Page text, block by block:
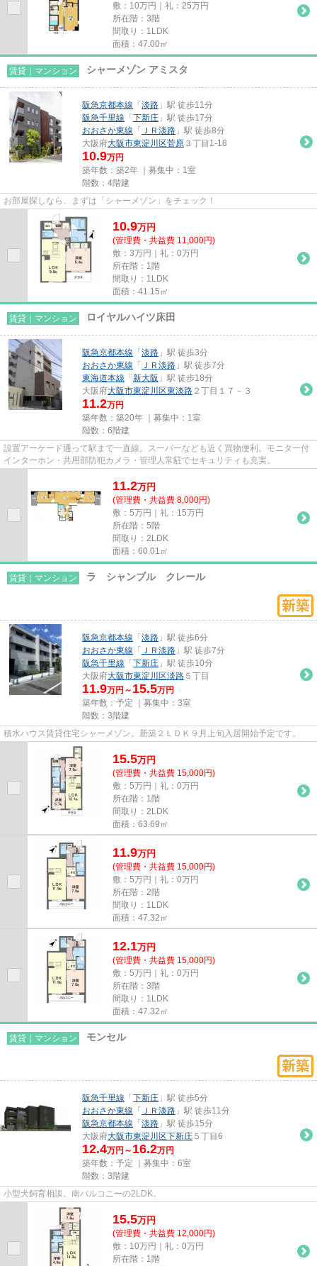
敷：10万円｜礼：25万円
所在階：3階
間取り：1LDK
面積：47.00㎡
賃貸｜マンション シャーメゾン アミスタ
阪急京都本線 「 淡路 」駅 徒歩11分
阪急千里線 「 下新庄 」駅 徒歩17分
おおさか東線 「 ＪＲ淡路 」駅 徒歩8分
大阪府大阪市東淀川区菅原 ３丁目1-18
10.9万円
築年数：築2年 ｜募集中： 1室
階数：4階建
お部屋探しなら、まずは「シャーメゾン」をチェック！
10.9万円
(管理費・共益費 11,000円)
敷：3万円｜礼：0万円
所在階：1階
間取り：1LDK
面積：41.15㎡
賃貸｜マンション ロイヤルハイツ床田
阪急京都本線 「 淡路 」駅 徒歩3分
おおさか東線 「 ＪＲ淡路 」駅 徒歩7分
東海道本線 「 新大阪 」駅 徒歩18分
大阪府大阪市東淀川区東淡路 ２丁目１７－３
11.2万円
築年数：築20年 ｜募集中： 1室
階数：6階建
設置アーケード通って駅まで一直線。スーパーなども近く買物便利。モニター付
インターホン・共用部防犯カメラ・管理人常駐でセキュリティも充実。
11.2万円
(管理費・共益費 8,000円)
敷：5万円｜礼：15万円
所在階：5階
間取り：2LDK
面積：60.01㎡
賃貸｜マンション ラ シャンブル クレール
阪急京都本線 「 淡路 」駅 徒歩6分
おおさか東線 「 ＪＲ淡路 」駅 徒歩7分
阪急千里線 「 下新庄 」駅 徒歩10分
大阪府大阪市東淀川区淡路 ５丁目
11.9万円～ 15.5万円
築年数：予定 ｜募集中： 3室
階数：3階建
積水ハウス賃貸住宅シャーメゾン。新築２ＬＤＫ９月上旬入居開始予定です。
15.5万円
(管理費・共益費 15,000円)
敷：5万円｜礼：0万円
所在階：1階
間取り：2LDK
面積：63.69㎡
11.9万円
(管理費・共益費 15,000円)
敷：5万円｜礼：0万円
所在階：2階
間取り：1LDK
面積：47.32㎡
12.1万円
(管理費・共益費 15,000円)
敷：5万円｜礼：0万円
所在階：3階
間取り：1LDK
面積：47.32㎡
賃貸｜マンション モンセル
阪急千里線 「 下新庄 」駅 徒歩5分
おおさか東線 「 ＪＲ淡路 」駅 徒歩11分
阪急京都本線 「 淡路 」駅 徒歩15分
大阪府大阪市東淀川区下新庄 ５丁目6
12.4万円～ 16.2万円
築年数：予定 ｜募集中： 6室
階数：3階建
小型犬飼育相談。南バルコニーの2LDK。
15.5万円
(管理費・共益費 12,000円)
敷：10万円｜礼：0万円
所在階：1階